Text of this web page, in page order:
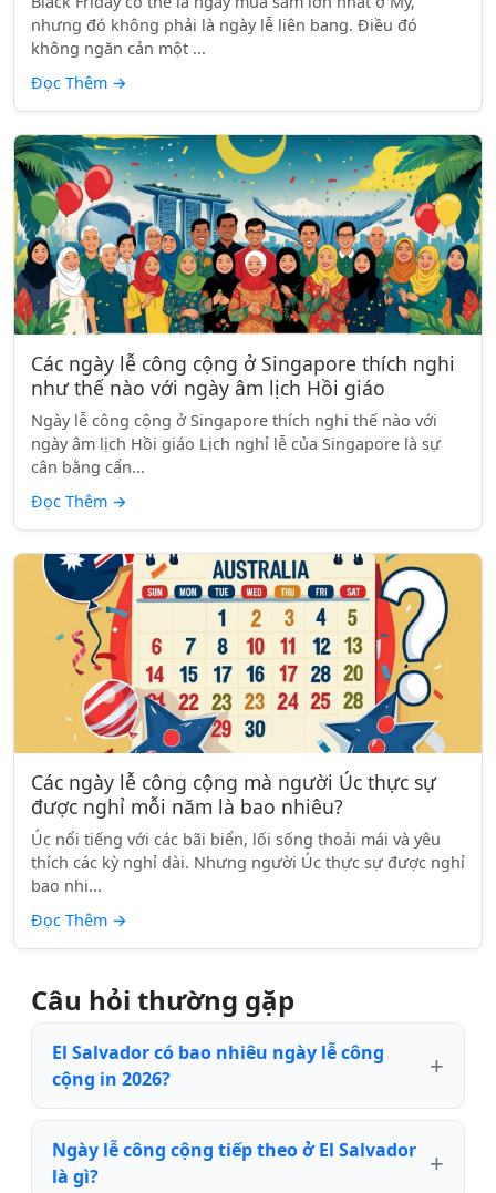
nhưng đó không phải là ngày lễ liên bang. Điều đó
không ngăn cản một ...
Đọc Thêm →
Các ngày lễ công cộng ở Singapore thích nghi
như thế nào với ngày âm lịch Hồi giáo
Ngày lễ công cộng ở Singapore thích nghi thế nào với
ngày âm lịch Hồi giáo Lịch nghỉ lễ của Singapore là sự
cân bằng cẩn...
Đọc Thêm →
Các ngày lễ công cộng mà người Úc thực sự
được nghỉ mỗi năm là bao nhiêu?
Úc nổi tiếng với các bãi biển, lối sống thoải mái và yêu
thích các kỳ nghỉ dài. Nhưng người Úc thực sự được nghỉ
bao nhi...
Đọc Thêm →
Câu hỏi thường gặp
El Salvador có bao nhiêu ngày lễ công
cộng in 2026?
Ngày lễ công cộng tiếp theo ở El Salvador
là gì?